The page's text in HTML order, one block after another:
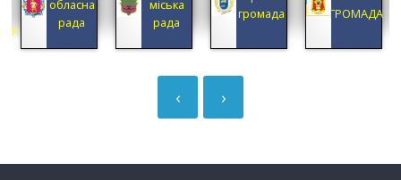
обласна
рада
міська
рада
громада
ГРОМАДА
›
‹